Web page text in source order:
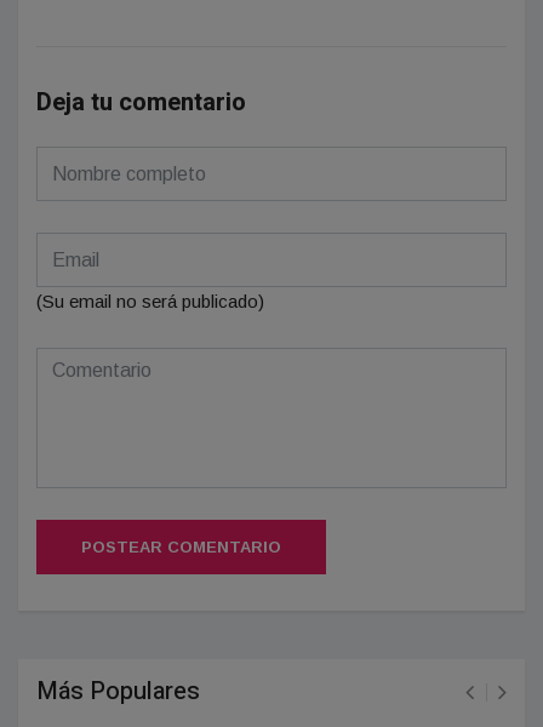
Deja tu comentario
(Su email no será publicado)
POSTEAR COMENTARIO
Más Populares